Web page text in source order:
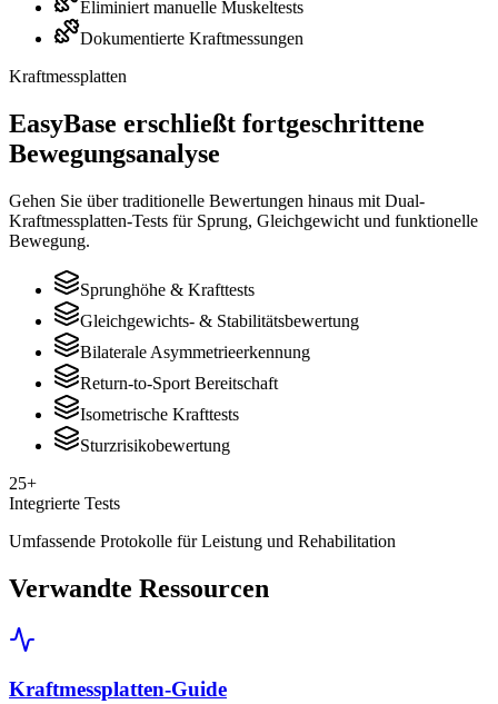
Eliminiert manuelle Muskeltests
Dokumentierte Kraftmessungen
Kraftmessplatten
EasyBase erschließt fortgeschrittene
Bewegungsanalyse
Gehen Sie über traditionelle Bewertungen hinaus mit Dual-
Kraftmessplatten-Tests für Sprung, Gleichgewicht und funktionelle
Bewegung.
Sprunghöhe & Krafttests
Gleichgewichts- & Stabilitätsbewertung
Bilaterale Asymmetrieerkennung
Return-to-Sport Bereitschaft
Isometrische Krafttests
Sturzrisikobewertung
25+
Integrierte Tests
Umfassende Protokolle für Leistung und Rehabilitation
Verwandte Ressourcen
Kraftmessplatten-Guide